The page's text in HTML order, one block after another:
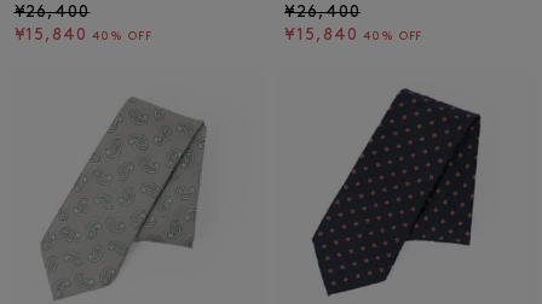
¥26,400
¥15,840 40% OFF
¥26,400
¥15,840 40% OFF